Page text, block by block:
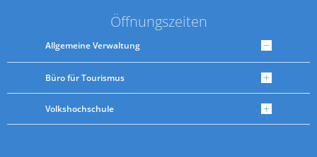
Öffnungszeiten
Allgemeine Verwaltung
Büro für Tourismus
Volkshochschule